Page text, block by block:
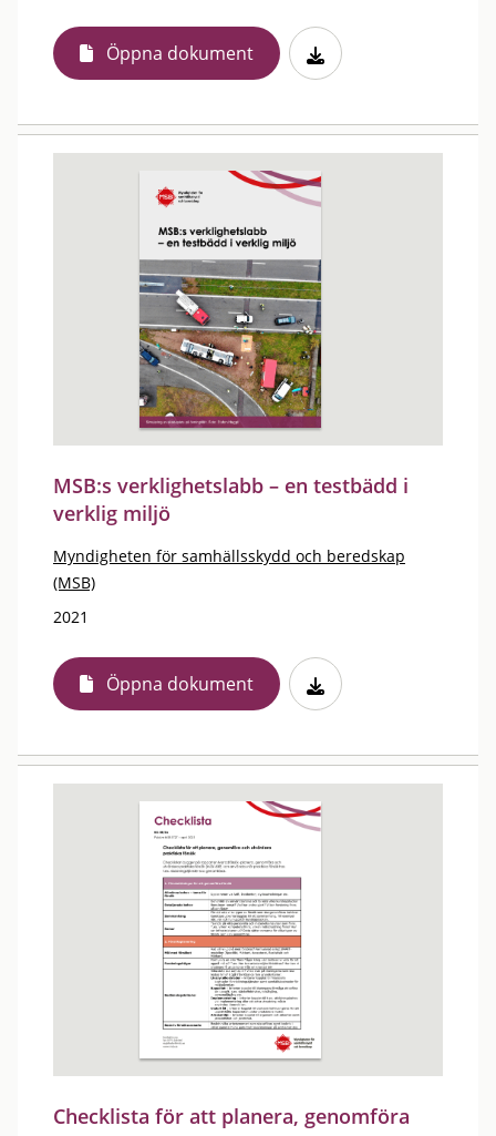
Öppna dokument
MSB:s verklighetslabb – en testbädd i
verklig miljö
Myndigheten för samhällsskydd och beredskap
(MSB)
2021
Öppna dokument
Checklista för att planera, genomföra